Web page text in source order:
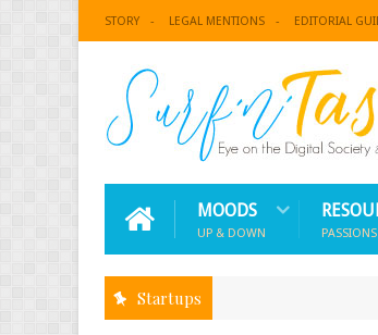
STORY LEGAL MENTIONS EDITORIAL
MOODS
UP & DOWN PASSIONS
Startups